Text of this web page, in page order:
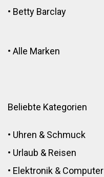
• Betty Barclay
• Alle Marken
Beliebte Kategorien
• Uhren & Schmuck
• Urlaub & Reisen
• Elektronik & Computer